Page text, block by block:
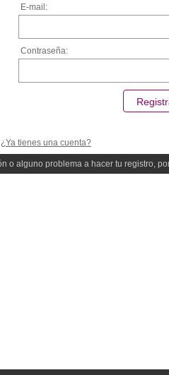
E-mail:
Contraseña:
¿Ya tienes una cuenta?
o alguno problema a hacer tu registro,